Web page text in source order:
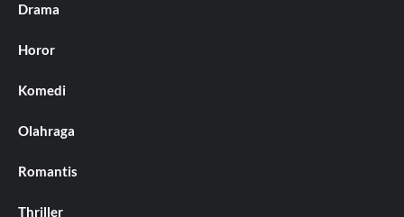
Drama
Horor
Komedi
Olahraga
Romantis
Thriller